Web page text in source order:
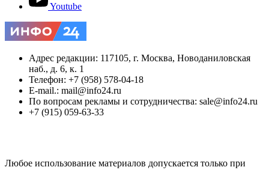
Youtube
Адрес редакции: 117105, г. Москва, Новоданиловская
наб., д. 6, к. 1
Телефон: +7 (958) 578-04-18
E-mail.: mail@info24.ru
По вопросам рекламы и сотрудничества: sale@info24.ru
+7 (915) 059-63-33
Любое использование материалов допускается только при